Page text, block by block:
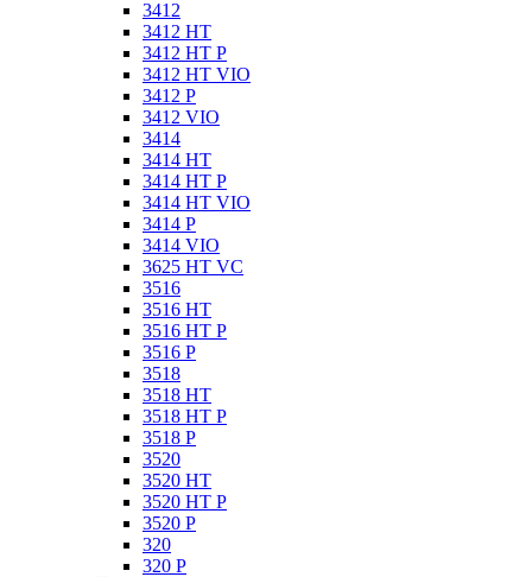
3412
3412 HT
3412 HT P
3412 HT VIO
3412 P
3412 VIO
3414
3414 HT
3414 HT P
3414 HT VIO
3414 P
3414 VIO
3625 HT VC
3516
3516 HT
3516 HT P
3516 P
3518
3518 HT
3518 HT P
3518 P
3520
3520 HT
3520 HT P
3520 P
320
320 P